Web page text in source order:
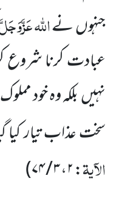
جنہوںنےاللّٰہ
عبادت کرنا شروع
نہیںبلکہ وہ خود
سخت عذاب تیار
الآیۃ:۲،۳ / ۷۴ )